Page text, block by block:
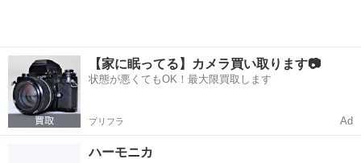
【家に眠ってる】カメラ買い取ります📷
状態が悪くてもOK！最大限買取します
プリフラ Ad
ハーモニカ